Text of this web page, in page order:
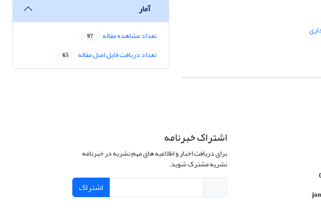
آمار
تعداد مشاهده مقاله 97
تعداد دریافت فایل اصل مقاله 65
اشتراک خبرنامه
برای دریافت اخبار و اطلاعیه های مهم نشریه در خبرنامه
نشریه مشترک شوید.
اشتراک